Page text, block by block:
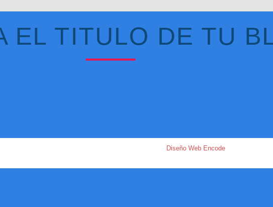
EL TITULO DE TU
Diseño Web Encode